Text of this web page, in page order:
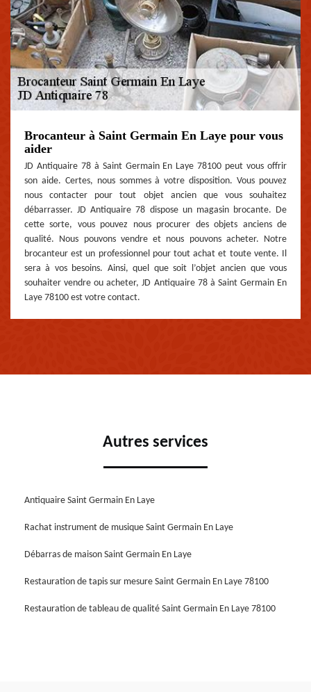
Brocanteur à Saint Germain En Laye pour vous
aider
JD Antiquaire 78 à Saint Germain En Laye 78100 peut vous offrir
son aide. Certes, nous sommes à votre disposition. Vous pouvez
nous contacter pour tout objet ancien que vous souhaitez
débarrasser. JD Antiquaire 78 dispose un magasin brocante. De
cette sorte, vous pouvez nous procurer des objets anciens de
qualité. Nous pouvons vendre et nous pouvons acheter. Notre
brocanteur est un professionnel pour tout achat et toute vente. Il
sera à vos besoins. Ainsi, quel que soit l’objet ancien que vous
souhaiter vendre ou acheter, JD Antiquaire 78 à Saint Germain En
Laye 78100 est votre contact.
Autres services
Antiquaire Saint Germain En Laye
Rachat instrument de musique Saint Germain En Laye
Débarras de maison Saint Germain En Laye
Restauration de tapis sur mesure Saint Germain En Laye 78100
Restauration de tableau de qualité Saint Germain En Laye 78100